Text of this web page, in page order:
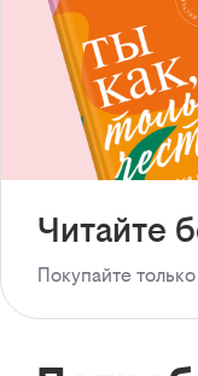
Читайте
Покупайте